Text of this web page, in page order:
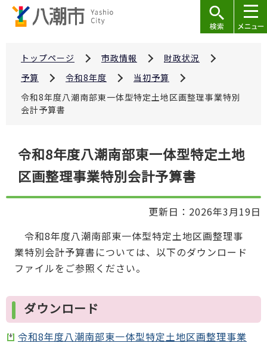
トップページ 市政情報
財政状況
予算
令和8年度
当初予算
令和8年度八潮南部東一体型特定土地区画整理事業特別
会計予算書
令和8年度八潮南部東一体型特定土地
区画整理事業特別会計予算書
更新日：2026年3月19日
令和8年度八潮南部東一体型特定土地区画整理事
業特別会計予算書については、以下のダウンロード
ファイルをご参照ください。
ダウンロード
令和8年度八潮南部東一体型特定土地区画整理事業